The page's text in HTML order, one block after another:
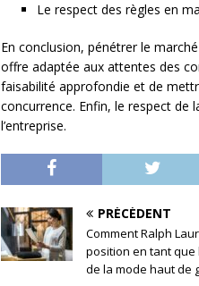
Le respect des règles en
En conclusion, pénétrer le
offre adaptée aux attentes des
faisabilité approfondie et de
concurrence. Enfin, le respect de
l’entreprise.
PRÉCÉDENT
Comment Ralph
position en tant
de la mode haut de